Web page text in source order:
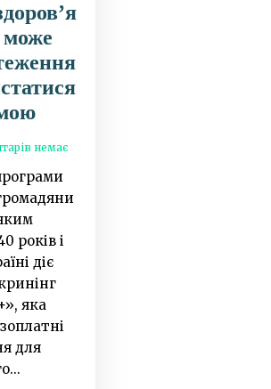
може
немає
років і
діє
яка
для